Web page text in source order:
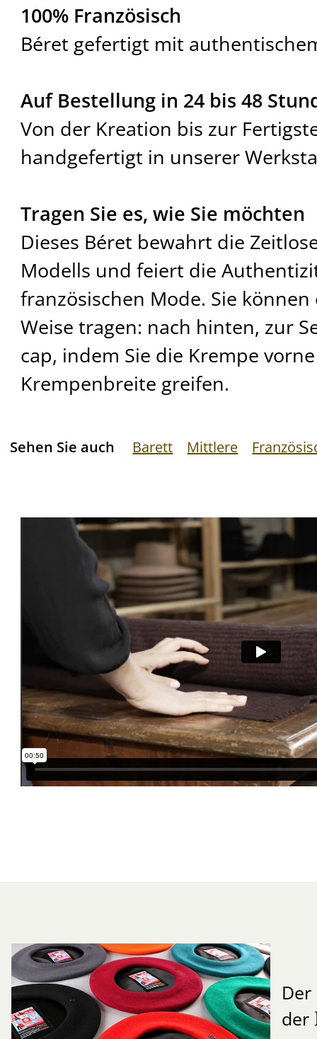
100% Französisch
Béret gefertigt mit
Auf Bestellung in 24 bis 48
Von der Kreation bis zur
handgefertigt in unserer
Tragen Sie es, wie Sie möchten
Dieses Béret bewahrt die
Modells und feiert die
französischen Mode. Sie
Weise tragen: nach hinten, zur
cap, indem Sie die Krempe
Krempenbreite greifen.
Sehen Sie auch Barett Mittlere
der